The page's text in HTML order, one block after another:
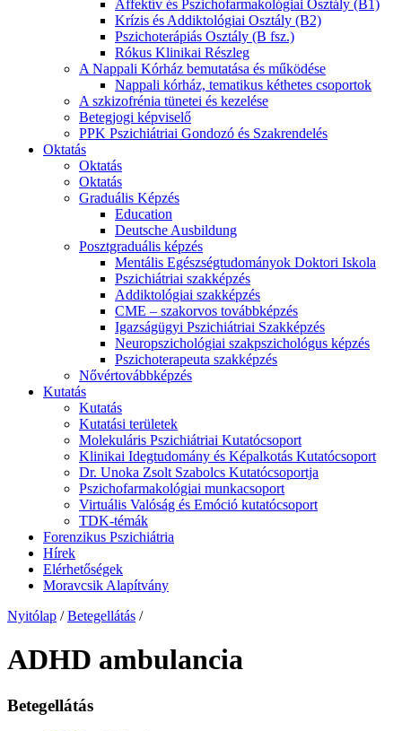
Affektív és Pszichofarmakológiai Osztály (B1)
Krízis és Addiktológiai Osztály (B2)
Pszichoterápiás Osztály (B fsz.)
Rókus Klinikai Részleg
A Nappali Kórház bemutatása és működése
Nappali kórház, tematikus kéthetes csoportok
A szkizofrénia tünetei és kezelése
Betegjogi képviselő
PPK Pszichiátriai Gondozó és Szakrendelés
Oktatás
Oktatás
Oktatás
Graduális Képzés
Education
Deutsche Ausbildung
Posztgraduális képzés
Mentális Egészségtudományok Doktori Iskola
Pszichiátriai szakképzés
Addiktológiai szakképzés
CME – szakorvos továbbképzés
Igazságügyi Pszichiátriai Szakképzés
Neuropszichológiai szakpszichológus képzés
Pszichoterapeuta szakképzés
Nővértovábbképzés
Kutatás
Kutatás
Kutatási területek
Molekuláris Pszichiátriai Kutatócsoport
Klinikai Idegtudomány és Képalkotás Kutatócsoport
Dr. Unoka Zsolt Szabolcs Kutatócsoportja
Pszichofarmakológiai munkacsoport
Virtuális Valóság és Emóció kutatócsoport
TDK-témák
Forenzikus Pszichiátria
Hírek
Elérhetőségek
Moravcsik Alapítvány
Nyitólap / Betegellátás /
ADHD ambulancia
Betegellátás